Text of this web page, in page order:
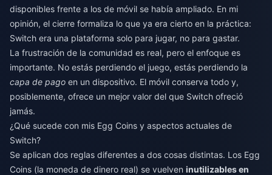
disponibles frente a los de móvil se había ampliado. En mi
opinión, el cierre formaliza lo que ya era cierto en la práctica:
Switch era una plataforma solo para jugar, no para gastar.
La frustración de la comunidad es real, pero el enfoque es
importante. No estás perdiendo el juego, estás perdiendo la
capa de pago en un dispositivo. El móvil conserva todo y,
posiblemente, ofrece un mejor valor del que Switch ofreció
jamás.
¿Qué sucede con mis Egg Coins y aspectos actuales de
Switch?
Se aplican dos reglas diferentes a dos cosas distintas. Los Egg
Coins (la moneda de dinero real) se vuelven inutilizables en